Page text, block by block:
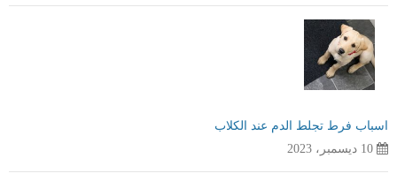
اسباب فرط تجلط الدم عند الكلاب
10 ديسمبر، 2023